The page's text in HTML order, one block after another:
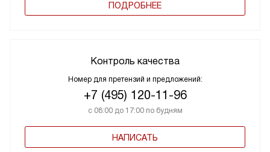
ПОДРОБНЕЕ
Контроль качества
Номер для претензий и предложений:
+7 (495) 120-11-96
с 08:00 до 17:00 по будням
НАПИСАТЬ